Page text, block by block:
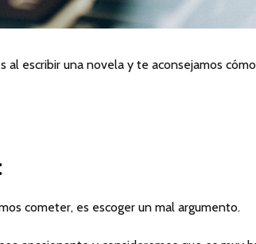
al escribir una novela y te aconsejamos
cometer, es escoger un mal argumento.